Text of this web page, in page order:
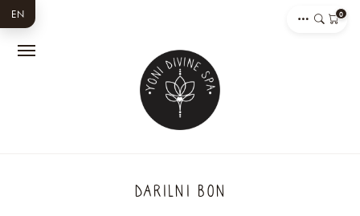
0
EN
DARILNI BON